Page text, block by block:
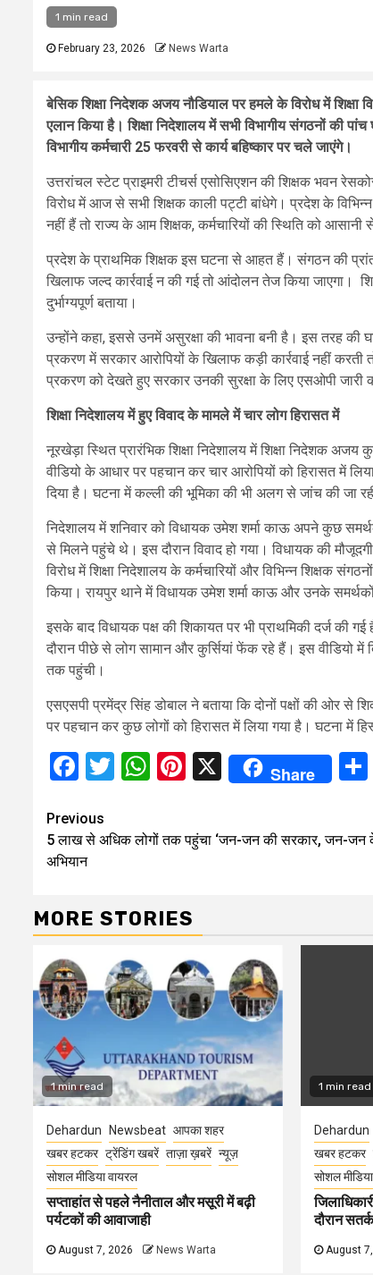
1 min read
February 23, 2026 News Warta
बेसिक शिक्षा निदेशक अजय नौडियाल पर हमले के विरोध में शिक्षा
एलान किया है। शिक्षा निदेशालय में सभी विभागीय संगठनों की
विभागीय कर्मचारी 25 फरवरी से कार्य बहिष्कार पर चले जाएंगे।
उत्तरांचल स्टेट प्राइमरी टीचर्स एसोसिएशन की शिक्षक भवन
विरोध में आज से सभी शिक्षक काली पट्टी बांधेगे। प्रदेश के
नहीं हैं तो राज्य के आम शिक्षक, कर्मचारियों की स्थिति को
प्रदेश के प्राथमिक शिक्षक इस घटना से आहत हैं। संगठन की
खिलाफ जल्द कार्रवाई न की गई तो आंदोलन तेज किया जाएगा।
दुर्भाग्यपूर्ण बताया।
उन्होंने कहा, इससे उनमें असुरक्षा की भावना बनी है। इस तरह की
प्रकरण में सरकार आरोपियों के खिलाफ कड़ी कार्रवाई नहीं करती
प्रकरण को देखते हुए सरकार उनकी सुरक्षा के लिए एसओपी जारी
शिक्षा निदेशालय में हुए विवाद के मामले में चार लोग हिरासत में
नूरखेड़ा स्थित प्रारंभिक शिक्षा निदेशालय में शिक्षा निदेशक अजय
वीडियो के आधार पर पहचान कर चार आरोपियों को हिरासत में
दिया है। घटना में कल्ली की भूमिका की भी अलग से जांच की जा
निदेशालय में शनिवार को विधायक उमेश शर्मा काऊ अपने कुछ
से मिलने पहुंचे थे। इस दौरान विवाद हो गया। विधायक की
विरोध में शिक्षा निदेशालय के कर्मचारियों और विभिन्न शिक्षक
किया। रायपुर थाने में विधायक उमेश शर्मा काऊ और उनके
इसके बाद विधायक पक्ष की शिकायत पर भी प्राथमिकी दर्ज की
दौरान पीछे से लोग सामान और कुर्सियां फेंक रहे हैं। इस वीडियो में
तक पहुंची।
एसएसपी प्रमेंद्र सिंह डोबाल ने बताया कि दोनों पक्षों की ओर से
पर पहचान कर कुछ लोगों को हिरासत में लिया गया है। घटना में
Facebook
Twitter
WhatsApp
Pinterest
X Share
Continue
Reading
Previous
5 लाख से अधिक लोगों तक पहुंचा ‘जन-जन की सरकार, जन-जन के
अभियान
MORE STORIES
1 min read
Dehardun Newsbeat आपका शहर
खबर हटकर ट्रेंडिंग खबरें ताज़ा ख़बरें न्यूज़
सोशल मीडिया वायरल
सप्ताहांत से पहले नैनीताल और मसूरी में बढ़ी
पर्यटकों की आवाजाही
August 7, 2026 News Warta
1 min read
Dehardun
खबर हटकर
सोशल
दौरान
August